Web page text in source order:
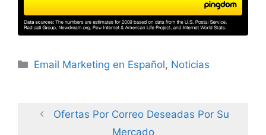
Categories
Email Marketing en Español, Noticias
Ofertas Por Correo Deseadas Por Su
Mercado